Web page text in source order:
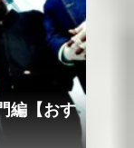
編【おす